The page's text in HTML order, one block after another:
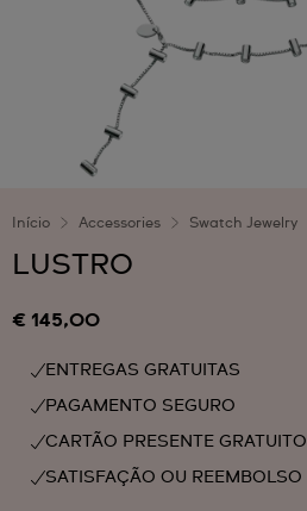
Início Accessories Swatch Jewelry
LUSTRO
€ 145,00
ENTREGAS GRATUITAS
PAGAMENTO SEGURO
CARTÃO PRESENTE GRATUITO
SATISFAÇÃO OU REEMBOLSO